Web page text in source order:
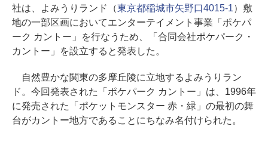
社は、よみうりランド（東京都稲城市矢野口4015-1）敷
地の一部区画においてエンターテイメント事業「ポケパ
ーク カントー」を行なうため、「合同会社ポケパーク・
カントー」を設立すると発表した。
自然豊かな関東の多摩丘陵に立地するよみうりラン
ド。今回発表された「ポケパーク カントー」は、1996年
に発売された「ポケットモンスター 赤・緑」の最初の舞
台がカントー地方であることにちなみ名付けられた。